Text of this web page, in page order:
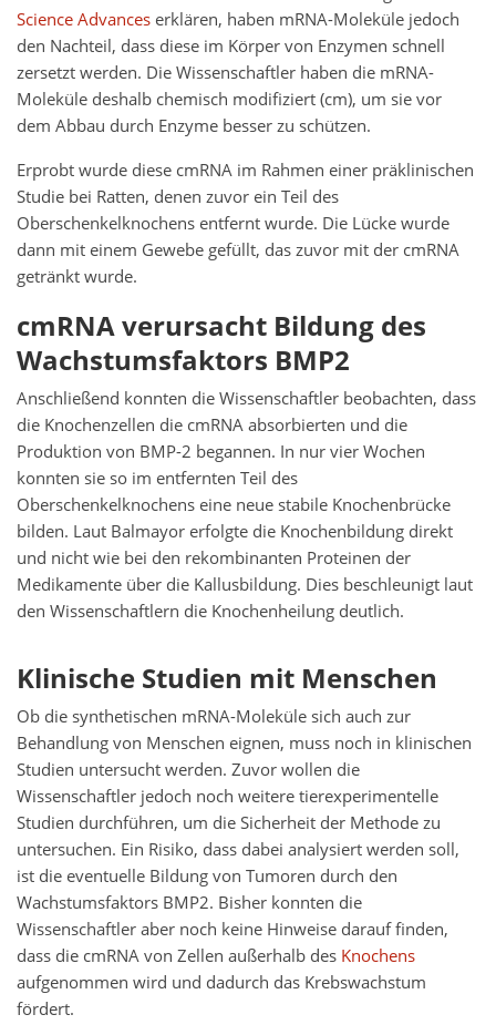
Science Advances erklären, haben mRNA-Moleküle jedoch
den Nachteil, dass diese im Körper von Enzymen schnell
zersetzt werden. Die Wissenschaftler haben die mRNA-
Moleküle deshalb chemisch modifiziert (cm), um sie vor
dem Abbau durch Enzyme besser zu schützen.
Erprobt wurde diese cmRNA im Rahmen einer präklinischen
Studie bei Ratten, denen zuvor ein Teil des
Oberschenkelknochens entfernt wurde. Die Lücke wurde
dann mit einem Gewebe gefüllt, das zuvor mit der cmRNA
getränkt wurde.
cmRNA verursacht Bildung des
Wachstumsfaktors BMP2
Anschließend konnten die Wissenschaftler beobachten, dass
die Knochenzellen die cmRNA absorbierten und die
Produktion von BMP-2 begannen. In nur vier Wochen
konnten sie so im entfernten Teil des
Oberschenkelknochens eine neue stabile Knochenbrücke
bilden. Laut Balmayor erfolgte die Knochenbildung direkt
und nicht wie bei den rekombinanten Proteinen der
Medikamente über die Kallusbildung. Dies beschleunigt laut
den Wissenschaftlern die Knochenheilung deutlich.
Klinische Studien mit Menschen
Ob die synthetischen mRNA-Moleküle sich auch zur
Behandlung von Menschen eignen, muss noch in klinischen
Studien untersucht werden. Zuvor wollen die
Wissenschaftler jedoch noch weitere tierexperimentelle
Studien durchführen, um die Sicherheit der Methode zu
untersuchen. Ein Risiko, dass dabei analysiert werden soll,
ist die eventuelle Bildung von Tumoren durch den
Wachstumsfaktors BMP2. Bisher konnten die
Wissenschaftler aber noch keine Hinweise darauf finden,
dass die cmRNA von Zellen außerhalb des Knochens
aufgenommen wird und dadurch das Krebswachstum
fördert.